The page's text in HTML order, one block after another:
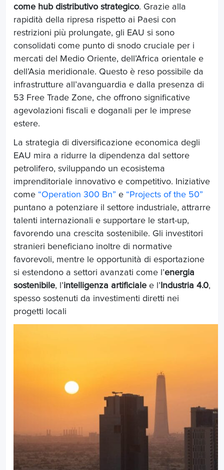
come hub distributivo strategico. Grazie alla
rapidità della ripresa rispetto ai Paesi con
restrizioni più prolungate, gli EAU si sono
consolidati come punto di snodo cruciale per i
mercati del Medio Oriente, dell’Africa orientale e
dell’Asia meridionale. Questo è reso possibile da
infrastrutture all’avanguardia e dalla presenza di
53 Free Trade Zone, che offrono significative
agevolazioni fiscali e doganali per le imprese
estere.
La strategia di diversificazione economica degli
EAU mira a ridurre la dipendenza dal settore
petrolifero, sviluppando un ecosistema
imprenditoriale innovativo e competitivo. Iniziative
come “Operation 300 Bn” e “Projects of the 50”
puntano a potenziare il settore industriale, attrarre
talenti internazionali e supportare le start-up,
favorendo una crescita sostenibile. Gli investitori
stranieri beneficiano inoltre di normative
favorevoli, mentre le opportunità di esportazione
si estendono a settori avanzati come l’energia
sostenibile, l’intelligenza artificiale e l’ Industria 4.0,
spesso sostenuti da investimenti diretti nei
progetti locali